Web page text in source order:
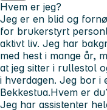
Hvem er jeg?
Jeg er en blid og
for brukerstyrt
aktivt liv. Jeg har
med hest i mange år,
at jeg sitter i rullestol
i hverdagen. Jeg bor i
Bekkestua.Hvem er
Jeg har assistenter